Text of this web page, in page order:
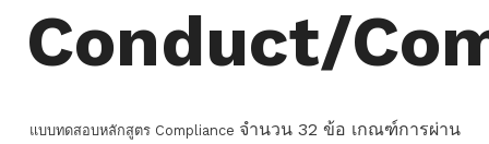
Conduct/
แบบทดสอบหลักสูตร Compliance จำนวน 32 ข้อ เกณฑ์การผ่าน